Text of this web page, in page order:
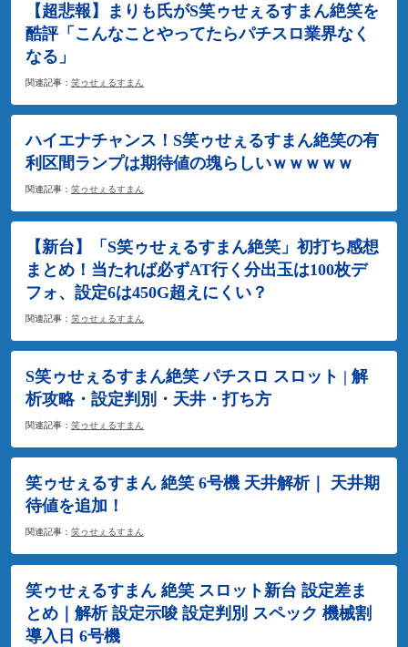
【超悲報】まりも氏がS笑ゥせぇるすまん絶笑を
酷評「こんなことやってたらパチスロ業界なく
なる」
関連記事： 笑ゥせぇるすまん
ハイエナチャンス！S笑ゥせぇるすまん絶笑の有
利区間ランプは期待値の塊らしいｗｗｗｗｗ
関連記事： 笑ゥせぇるすまん
【新台】「S笑ゥせぇるすまん絶笑」初打ち感想
まとめ！当たれば必ずAT行く分出玉は100枚デ
フォ、設定6は450G超えにくい？
関連記事： 笑ゥせぇるすまん
S笑ゥせぇるすまん絶笑 パチスロ スロット | 解
析攻略・設定判別・天井・打ち方
関連記事： 笑ゥせぇるすまん
笑ゥせぇるすまん 絶笑 6号機 天井解析｜ 天井期
待値を追加！
関連記事： 笑ゥせぇるすまん
笑ゥせぇるすまん 絶笑 スロット新台 設定差ま
とめ｜解析 設定示唆 設定判別 スペック 機械割
導入日 6号機